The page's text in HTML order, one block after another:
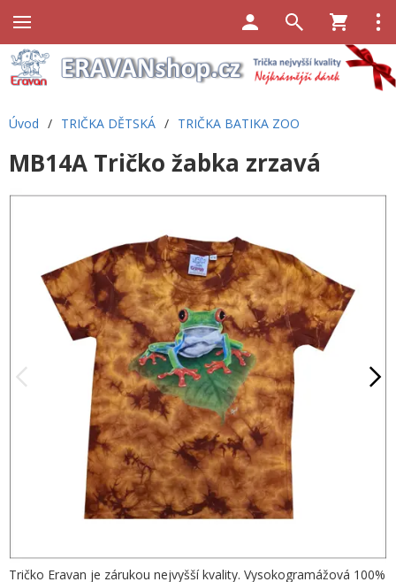
Úvod / TRIČKA DĚTSKÁ / TRIČKA BATIKA ZOO
MB14A Tričko žabka zrzavá
Tričko Eravan je zárukou nejvyšší kvality. Vysokogramážová 100%